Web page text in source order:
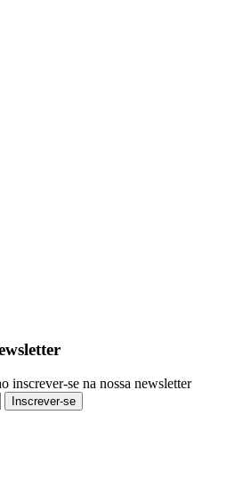
inscrever-se na nossa newsletter
Inscrever-se